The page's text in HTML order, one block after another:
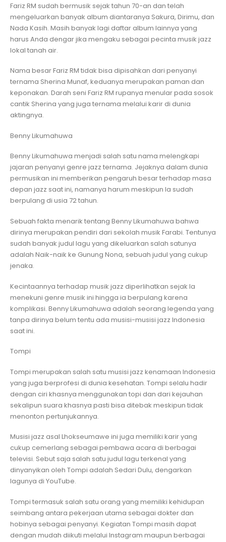
Fariz RM sudah bermusik sejak tahun 70-an dan telah
mengeluarkan banyak album diantaranya Sakura, Dirimu, dan
Nada Kasih. Masih banyak lagi daftar album lainnya yang
harus Anda dengar jika mengaku sebagai pecinta musik jazz
lokal tanah air.
Nama besar Fariz RM tidak bisa dipisahkan dari penyanyi
ternama Sherina Munaf, keduanya merupakan paman dan
keponakan. Darah seni Fariz RM rupanya menular pada sosok
cantik Sherina yang juga ternama melalui karir di dunia
aktingnya.
Benny Likumahuwa
Benny Likumahuwa menjadi salah satu nama melengkapi
jajaran penyanyi genre jazz ternama. Jejaknya dalam dunia
permusikan ini memberikan pengaruh besar terhadap masa
depan jazz saat ini, namanya harum meskipun Ia sudah
berpulang di usia 72 tahun.
Sebuah fakta menarik tentang Benny Likumahuwa bahwa
dirinya merupakan pendiri dari sekolah musik Farabi. Tentunya
sudah banyak judul lagu yang dikeluarkan salah satunya
adalah Naik-naik ke Gunung Nona, sebuah judul yang cukup
jenaka.
Kecintaannya terhadap musik jazz diperlihatkan sejak Ia
menekuni genre musik ini hingga ia berpulang karena
komplikasi. Benny Likumahuwa adalah seorang legenda yang
tanpa dirinya belum tentu ada musisi-musisi jazz Indonesia
saat ini.
Tompi
Tompi merupakan salah satu musisi jazz kenamaan Indonesia
yang juga berprofesi di dunia kesehatan. Tompi selalu hadir
dengan ciri khasnya menggunakan topi dan dari kejauhan
sekalipun suara khasnya pasti bisa ditebak meskipun tidak
menonton pertunjukannya.
Musisi jazz asal Lhokseumawe ini juga memiliki karir yang
cukup cemerlang sebagai pembawa acara di berbagai
televisi. Sebut saja salah satu judul lagu terkenal yang
dinyanyikan oleh Tompi adalah Sedari Dulu, dengarkan
lagunya di YouTube.
Tompi termasuk salah satu orang yang memiliki kehidupan
seimbang antara pekerjaan utama sebagai dokter dan
hobinya sebagai penyanyi. Kegiatan Tompi masih dapat
dengan mudah diikuti melalui Instagram maupun berbagai